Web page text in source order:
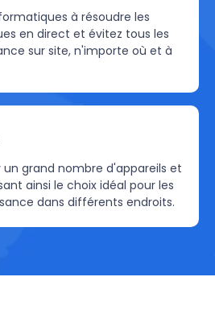
à résoudre les
en direct et évitez tous les
sur site, n'importe où et à
grand nombre d'appareils et
ainsi le choix idéal pour les
dans différents endroits.